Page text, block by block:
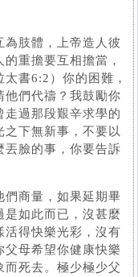
肢體，上帝造人彼
重擔要互相擔當，
書6:2）你的困難，
他們代禱？我鼓勵你
過那段艱辛求學的
下無新事，不要以
丟臉的事，你要告訴
們商量，如果延期畢
如此而已，沒甚麼
活得快樂光彩，沒有
母希望你健康快樂
死去。極少極少父